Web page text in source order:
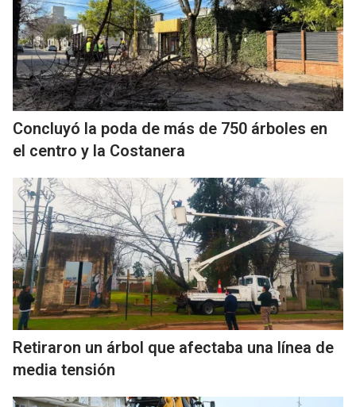
Concluyó la poda de más de 750 árboles en
el centro y la Costanera
Retiraron un árbol que afectaba una línea de
media tensión